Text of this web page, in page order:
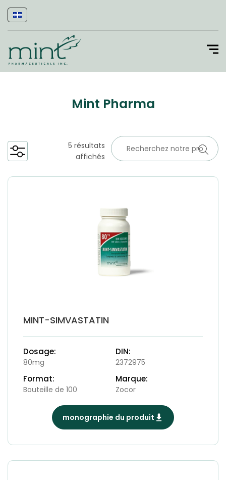
Mint Pharma
5 résultats
affichés
MINT-SIMVASTATIN
Dosage:
80mg
DIN:
2372975
Format:
Bouteille de 100
Marque:
Zocor
monographie du produit